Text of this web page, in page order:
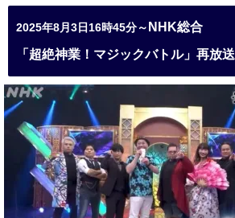
2025年8月3日16時45分～ NHK総合
「超絶神業！マジックバトル」再放送